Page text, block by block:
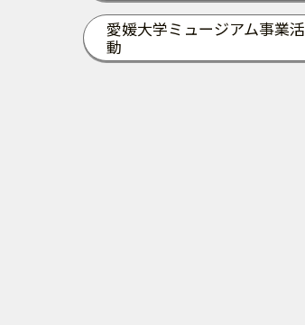
愛媛大学ミュージアム事業活
動